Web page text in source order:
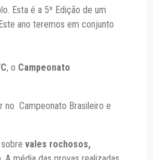
Esta é a 5º Edição de um
ano teremos em conjunto
, o Campeonato
no Campeonato Brasileiro e
sobrevales rochosos,